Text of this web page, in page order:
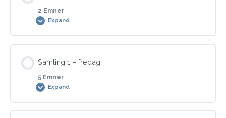
2 Emner
Expand
Samling 1 – fredag
5 Emner
Expand